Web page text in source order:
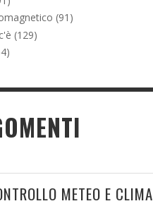
(91)
(129)
METEO E CLIMA